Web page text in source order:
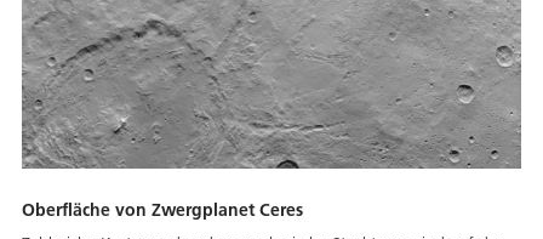
Oberfläche von Zwergplanet Ceres